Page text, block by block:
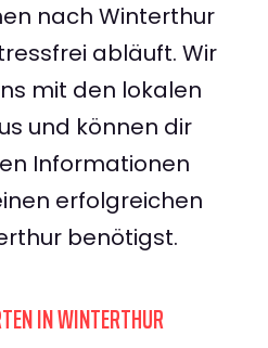
nach Winterthur
abläuft. Wir
mit den lokalen
und können dir
Informationen
erfolgreichen
benötigst.
IN WINTERTHUR